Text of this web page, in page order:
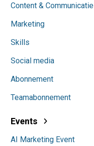
Content & Communicatie
Marketing
Skills
Social media
Abonnement
Teamabonnement
Events
AI Marketing Event